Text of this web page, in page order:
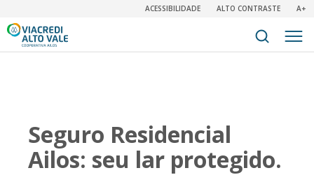
ACESSIBILIDADE ALTO CONTRASTE A+
Seguro Residencial
Ailos: seu lar protegido.